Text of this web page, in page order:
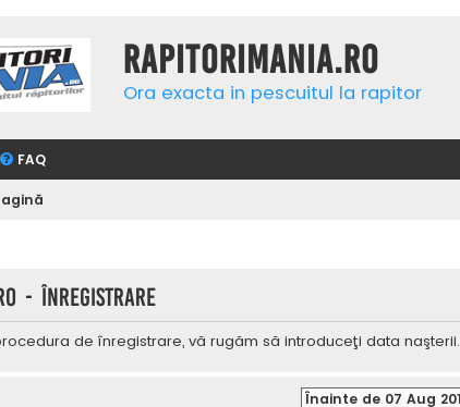
Rapitorimania.ro
Ora exacta in pescuitul la rapitor
FAQ
- Înregistrare
de înregistrare, vă rugăm să introduceţi data naşterii.